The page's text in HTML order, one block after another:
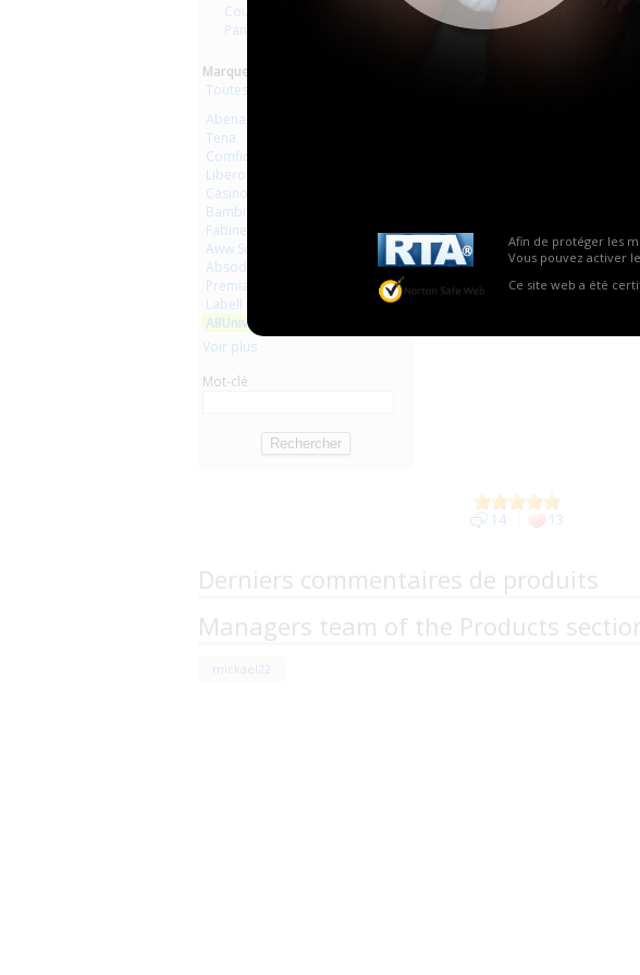
Afin de protéger les
Vous pouvez activer
Ce site web a été
Couches droites et inserts
Pants
Marques :
Toutes les marques
Abena
Tena
Comficare
Libero
Casino
Bambino
Fabine
Aww So Cute
Absodys
Premia
Labell
ABUniverse
Voir plus
Mot-clé
PeekABU
14 13
Derniers commentaires de produits
Managers team of the Products
mickael22